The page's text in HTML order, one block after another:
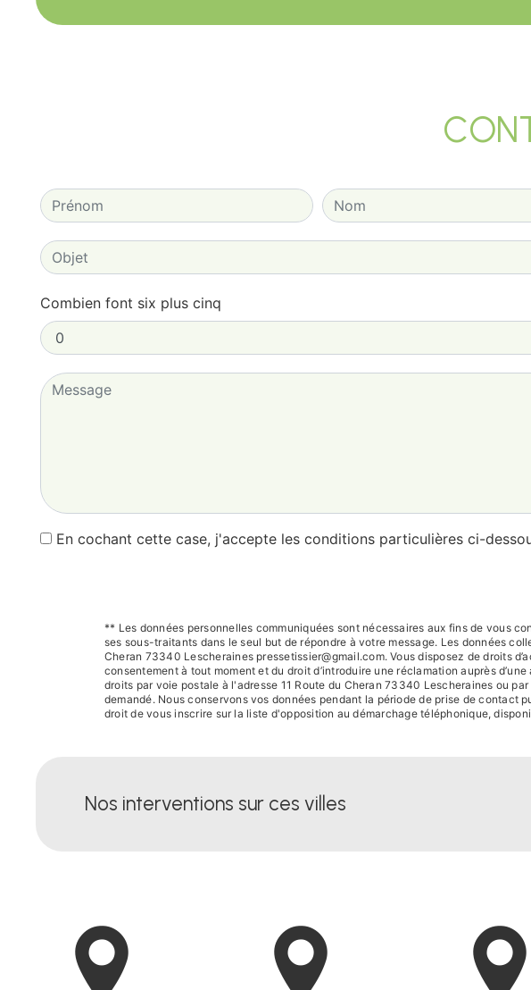
Combien font six plus cinq
En cochant cette case, j'accepte les conditions particulières ci-
** Les données personnelles communiquées sont nécessaires aux fins de vous
ses sous-traitants dans le seul but de répondre à votre message. Les données
Cheran 73340 Lescheraines pressetissier@gmail.com. Vous disposez de droits
consentement à tout moment et du droit d’introduire une réclamation auprès
droits par voie postale à l'adresse 11 Route du Cheran 73340 Lescheraines ou
demandé. Nous conservons vos données pendant la période de prise de contact
droit de vous inscrire sur la liste d'opposition au démarchage téléphonique,
Nos interventions sur ces villes